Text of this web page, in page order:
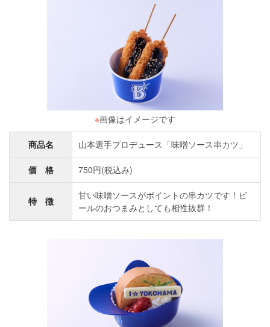
※画像はイメージです
商品名 山本選手プロデュース「味噌ソース串カツ」
価 格 750円(税込み)
特 徴
甘い味噌ソースがポイントの串カツです！ビ
ールのおつまみとしても相性抜群！